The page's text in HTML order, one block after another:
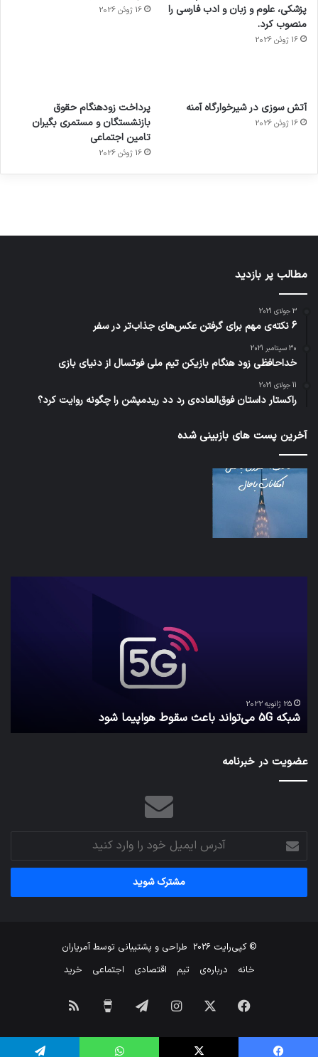
پزشکی، علوم و زبان و ادب فارسی را
منصوب کرد.
16 ژوئن 2026
16 ژوئن 2026
آتش سوزی در شیرخوارگاه آمنه
16 ژوئن 2026
پرداخت زودهنگام حقوق
بازنشستگان و مستمری بگیران
تامین اجتماعی
16 ژوئن 2026
برای
کشف
توسط
مجازی
…
ساعت
هوشمند
با طعم
توسط
ژاکت
در
های
2023
توسط
مطالب پر بازدید
3 جولای 2021
6 نکته‌ی مهم برای گرفتن عکس‌های جذاب‌تر در سفر
30 سپتامبر 2021
خداحافظی زود هنگام بازیکن تیم ملی فوتسال از دنیای بازی
11 جولای 2021
راکستار داستان فوق‌العاده‌ی رد دد ریدمپشن را چگونه روایت کرد؟
آخرین پست های بازبینی شده
25 ژانویه 2022
شبکه 5G می‌تواند باعث سقوط هواپیما شود
عضویت در خبرنامه
آدرس
ایمیل
خود
وارد
© کپی‌رایت 2026 طراحی و پشتیبانی توسطآمریاران
خانه
درباره‌ی تیم اقتصادی اجتماعی خرید
فیس
بوک
اینستاگرامتلگرام
من
خوراک